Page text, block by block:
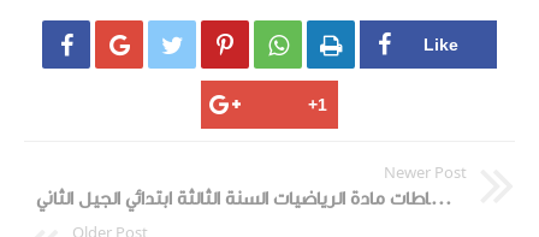
     
Newer Post
حلول كراس النشاطات مادة الرياضيات السنة الثالثة ابتدائي الجيل الثاني